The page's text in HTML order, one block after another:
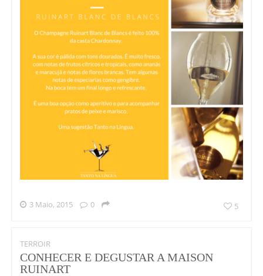
3 Maio, 2015 0 5
TERROIR
CONHECER E DEGUSTAR A MAISON
RUINART